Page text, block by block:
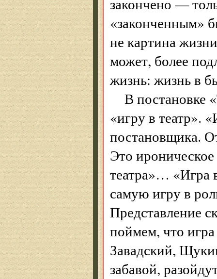
«законченным»
не картина
может, более
жизнь: жизнь в
В постановке
«игру в театр».
постановщика.
Это
театра»… «Игра
самую игру в
Представление
поймем, что
Завадский,
забавой,